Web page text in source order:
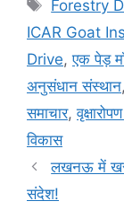
Forestry
ICAR Goat
Drive,एक पेड़
अनुसंधान संस्थान
समाचार,
विकास
लखनऊ में
संदेश!